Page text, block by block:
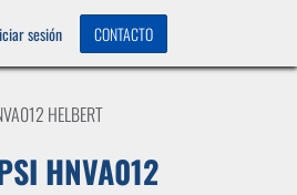
sesión CONTACTO
HELBERT
HNVA012